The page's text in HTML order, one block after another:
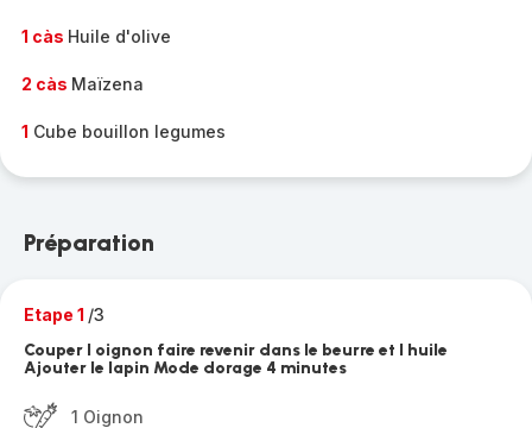
1 càs Huile d'olive
2 càs Maïzena
1 Cube bouillon legumes
Préparation
Etape 1 /3
Couper l oignon faire revenir dans le beurre et l huile
Ajouter le lapin Mode dorage 4 minutes
1 Oignon